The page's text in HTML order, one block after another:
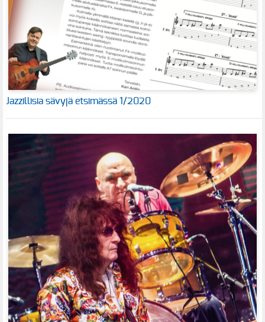
Jazzillisia sävyjä etsimässä 1/2020